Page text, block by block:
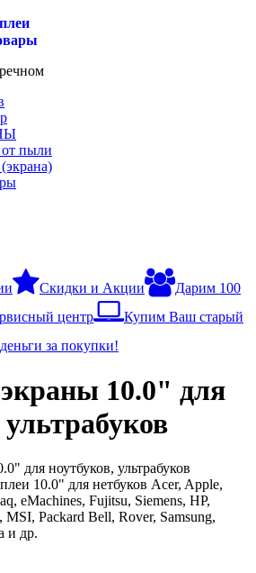
от пыли
Скидки и Акции
Дарим 100
центр
Купим Ваш старый
за покупки!
10.0" для
10.0" для нетбуков Acer, Apple,
eMachines, Fujitsu, Siemens, HP,
Packard Bell, Rover, Samsung,
и др.